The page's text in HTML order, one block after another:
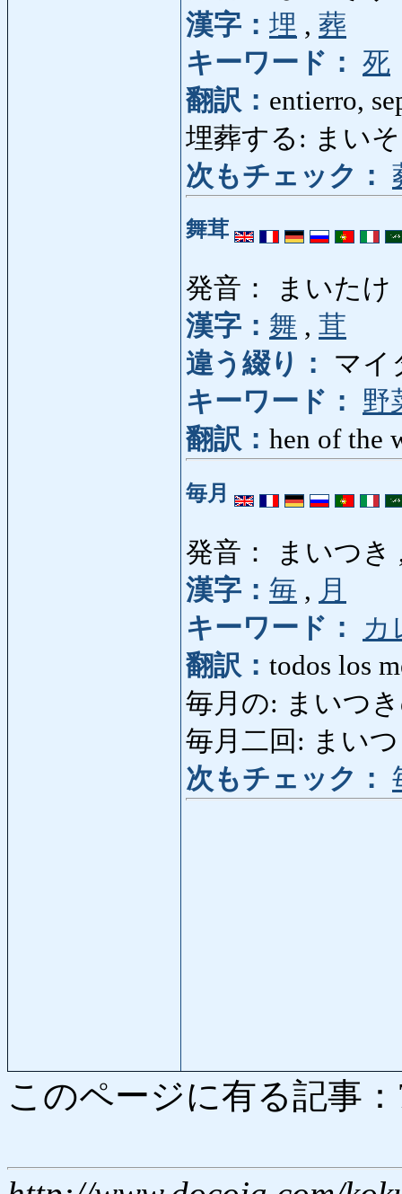
漢字： 埋 , 葬
キーワード： 死
翻訳： entierro,
埋葬する: まい
次もチェック：
舞茸
発音： まいたけ
漢字： 舞 , 茸
違う綴り：
マイ
キーワード：
野
翻訳： hen of the
毎月
発音： まいつき
漢字： 毎 , 月
キーワード：
カ
翻訳： todos los
毎月の: まいつき
毎月二回: まいつ
次もチェック：
このページに有る記事